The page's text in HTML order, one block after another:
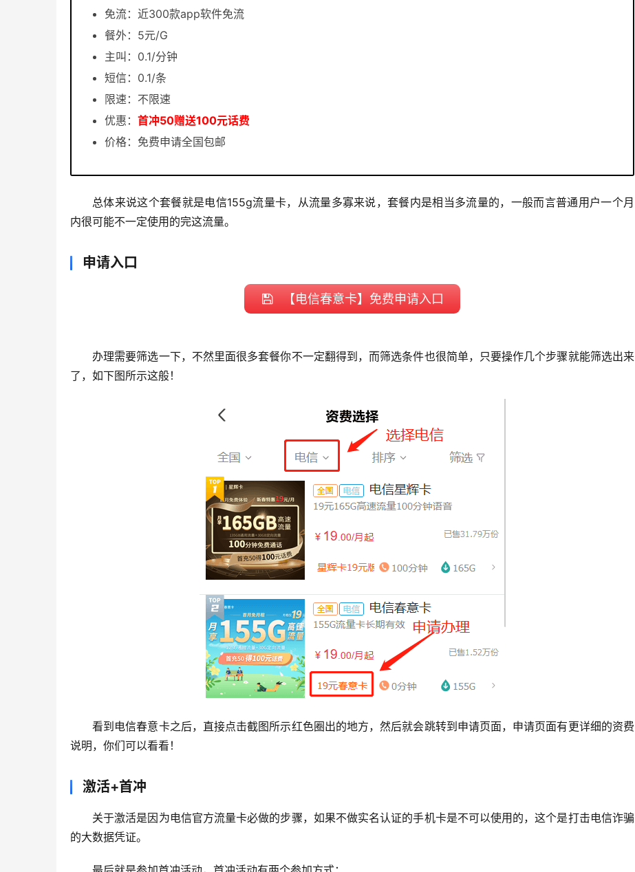
免流：近300款app软件免流
餐外：5元/G
主叫：0.1/分钟
短信：0.1/条
限速：不限速
优惠： 首冲50赠送100元话费
价格：免费申请全国包邮
总体来说这个套餐就是电信155g流量卡，从流量多寡来说，套餐内是相当多流量的，一般而言普通用户一个月
内很可能不一定使用的完这流量。
申请入口
【电信春意卡】免费申请入口
办理需要筛选一下，不然里面很多套餐你不一定翻得到，而筛选条件也很简单，只要操作几个步骤就能筛选出来
了，如下图所示这般！
看到电信春意卡之后，直接点击截图所示红色圈出的地方，然后就会跳转到申请页面，申请页面有更详细的资费
说明，你们可以看看！
激活+首冲
关于激活是因为电信官方流量卡必做的步骤，如果不做实名认证的手机卡是不可以使用的，这个是打击电信诈骗
的大数据凭证。